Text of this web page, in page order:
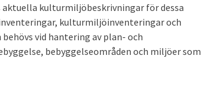
aktuella kulturmiljöbeskrivningar för dessa
kulturmiljöinventeringar och
vid hantering av plan- och
bebyggelseområden och miljöer som